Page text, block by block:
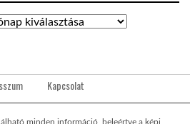
Kapcsolat
minden információ, beleértve a képi,